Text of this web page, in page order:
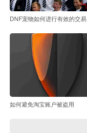
DNF宠物如何进行有效的交易
如何避免淘宝账户被盗用